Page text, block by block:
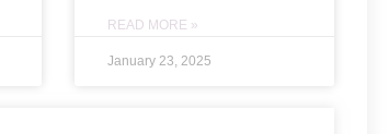
READ MORE »
January 23, 2025